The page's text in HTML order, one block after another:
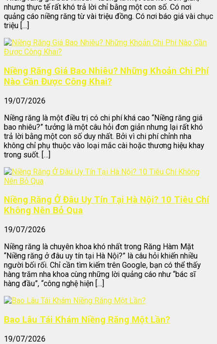
nhưng thực tế rất khó trả lời chỉ bằng một con số. Có nơi
quảng cáo niềng răng từ vài triệu đồng. Có nơi báo giá vài chục
triệu […]
Niềng Răng Giá Bao Nhiêu? Những Khoản Chi Phí
Nào Cần Được Công Khai?
19/07/2026
Niềng răng là một điều trị có chi phí khá cao “Niềng răng giá
bao nhiêu?” tưởng là một câu hỏi đơn giản nhưng lại rất khó
trả lời bằng một con số duy nhất. Bởi vì chi phí chỉnh nha
không chỉ phụ thuộc vào loại mắc cài hoặc thương hiệu khay
trong suốt. […]
Niềng Răng Ở Đâu Uy Tín Tại Hà Nội? 10 Tiêu Chí
Không Nên Bỏ Qua
19/07/2026
Niềng răng là chuyên khoa khó nhất trong Răng Hàm Mặt
“Niềng răng ở đâu uy tín tại Hà Nội?” là câu hỏi khiến nhiều
người bối rối. Chỉ cần tìm kiếm trên Google, bạn có thể thấy
hàng trăm nha khoa cùng những lời quảng cáo như “bác sĩ
hàng đầu”, “công nghệ hiện […]
Bao Lâu Tái Khám Niềng Răng Một Lần?
19/07/2026